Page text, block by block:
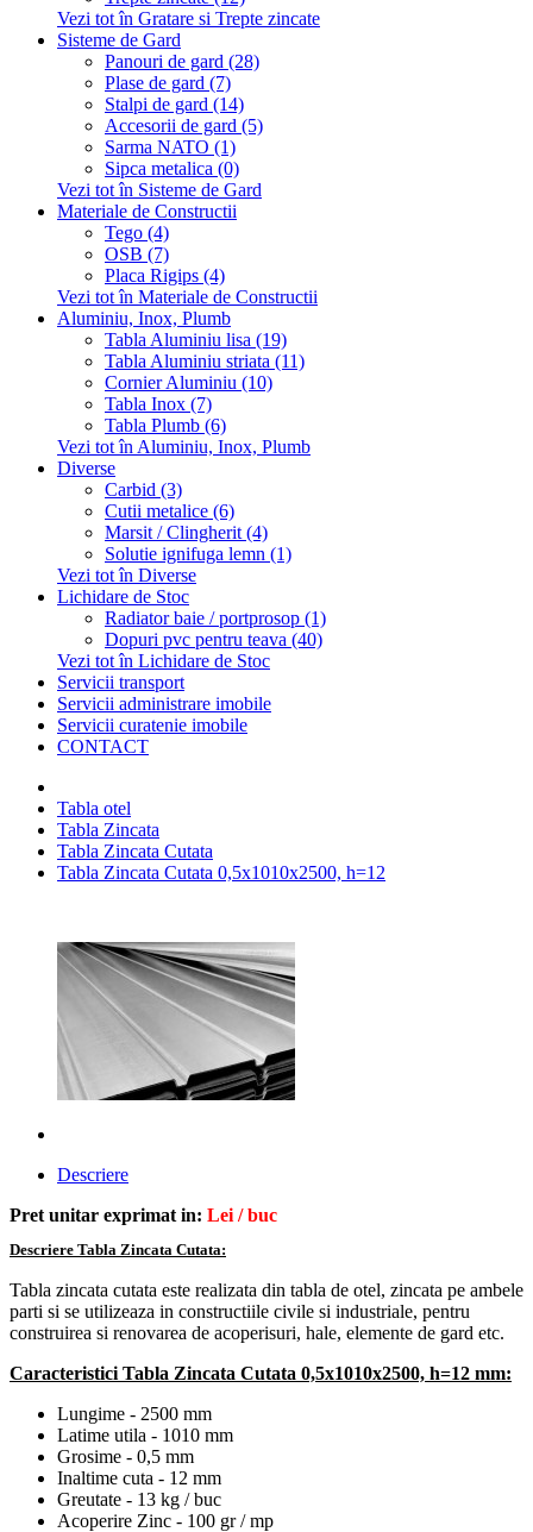
Vezi tot în Gratare si Trepte zincate
Sisteme de Gard
Panouri de gard (28)
Plase de gard (7)
Stalpi de gard (14)
Accesorii de gard (5)
Sarma NATO (1)
Sipca metalica (0)
Vezi tot în Sisteme de Gard
Materiale de Constructii
Tego (4)
OSB (7)
Placa Rigips (4)
Vezi tot în Materiale de Constructii
Aluminiu, Inox, Plumb
Tabla Aluminiu lisa (19)
Tabla Aluminiu striata (11)
Cornier Aluminiu (10)
Tabla Inox (7)
Tabla Plumb (6)
Vezi tot în Aluminiu, Inox, Plumb
Diverse
Carbid (3)
Cutii metalice (6)
Marsit / Clingherit (4)
Solutie ignifuga lemn (1)
Vezi tot în Diverse
Lichidare de Stoc
Radiator baie / portprosop (1)
Dopuri pvc pentru teava (40)
Vezi tot în Lichidare de Stoc
Servicii transport
Servicii administrare imobile
Servicii curatenie imobile
CONTACT
Tabla otel
Tabla Zincata
Tabla Zincata Cutata
Tabla Zincata Cutata 0,5x1010x2500, h=12
Descriere
Pret unitar exprimat in: Lei / buc
Descriere Tabla Zincata Cutata:
Tabla zincata cutata este realizata din tabla de otel, zincata pe ambele
parti si se utilizeaza in constructiile civile si industriale, pentru
construirea si renovarea de acoperisuri, hale, elemente de gard etc.
Caracteristici Tabla Zincata Cutata 0,5x1010x2500, h=12 mm:
Lungime - 2500 mm
Latime utila - 1010 mm
Grosime - 0,5 mm
Inaltime cuta - 12 mm
Greutate - 13 kg / buc
Acoperire Zinc - 100 gr / mp